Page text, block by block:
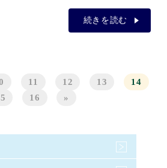
続きを読む
11 12 13
14
16 »